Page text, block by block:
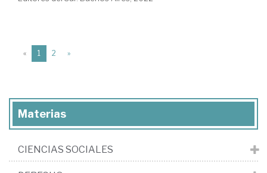
« 1 (current)
2 »
Materias
CIENCIAS SOCIALES